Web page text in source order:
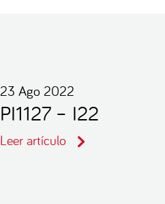
23 Ago 2022
PI1127 – I22
Leer artículo